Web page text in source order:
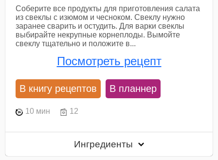
Соберите все продукты для приготовления салата
из свеклы с изюмом и чесноком. Свеклу нужно
заранее сварить и остудить. Для варки свеклы
выбирайте некрупные корнеплоды. Вымойте
свеклу тщательно и положите в...
Посмотреть рецепт
В книгу рецептов В планнер
10 мин 12
Ингредиенты